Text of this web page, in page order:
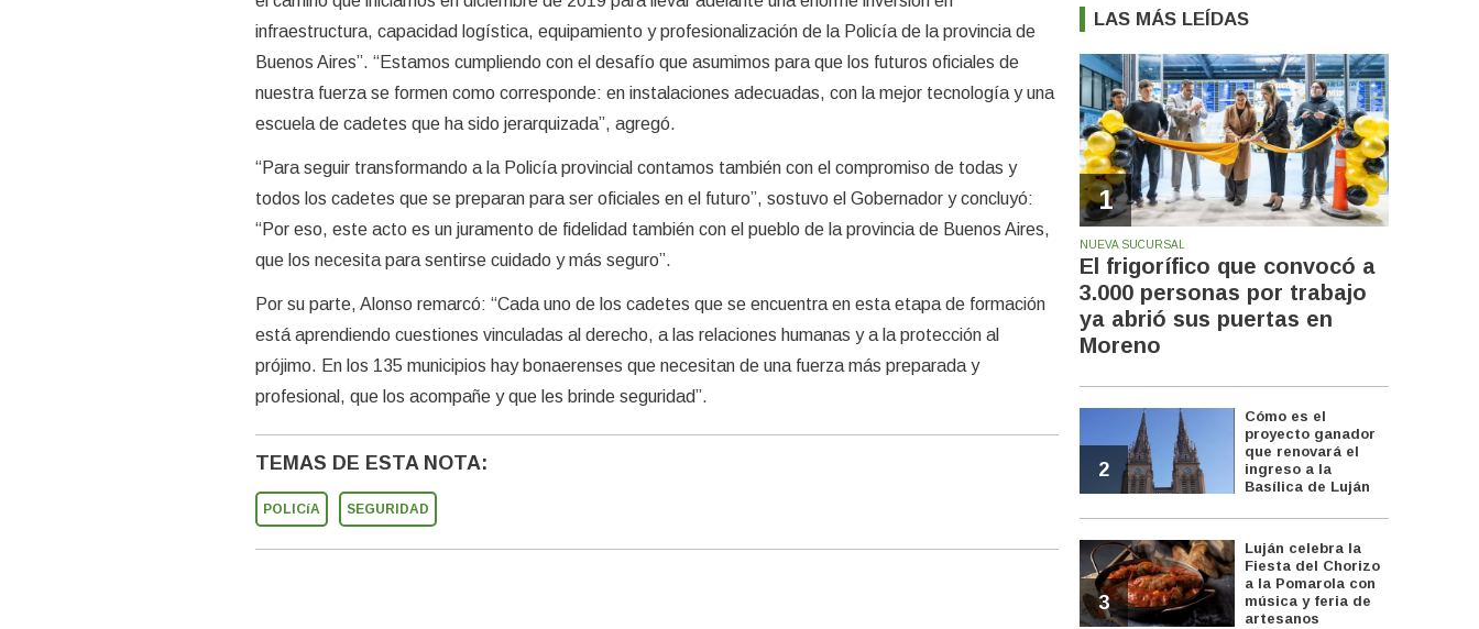
infraestructura, capacidad logística, equipamiento y profesionalización de la Policía de la provincia de
Buenos Aires”. “Estamos cumpliendo con el desafío que asumimos para que los futuros oficiales de
nuestra fuerza se formen como corresponde: en instalaciones adecuadas, con la mejor tecnología y una
escuela de cadetes que ha sido jerarquizada”, agregó.
“Para seguir transformando a la Policía provincial contamos también con el compromiso de todas y
todos los cadetes que se preparan para ser oficiales en el futuro”, sostuvo el Gobernador y concluyó:
“Por eso, este acto es un juramento de fidelidad también con el pueblo de la provincia de Buenos Aires,
que los necesita para sentirse cuidado y más seguro”.
Por su parte, Alonso remarcó: “Cada uno de los cadetes que se encuentra en esta etapa de formación
está aprendiendo cuestiones vinculadas al derecho, a las relaciones humanas y a la protección al
prójimo. En los 135 municipios hay bonaerenses que necesitan de una fuerza más preparada y
profesional, que los acompañe y que les brinde seguridad”.
TEMAS DE ESTA NOTA:
POLICíA SEGURIDAD
LAS MÁS LEÍDAS
1
NUEVA SUCURSAL
El frigorífico que convocó a
3.000 personas por trabajo
ya abrió sus puertas en
Moreno
2
Cómo es el
proyecto ganador
que renovará el
ingreso a la
Basílica de Luján
3
Luján celebra la
Fiesta del Chorizo
a la Pomarola con
música y feria de
artesanos